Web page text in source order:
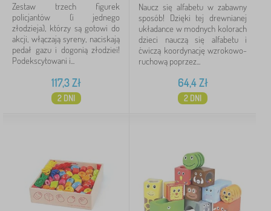
Zestaw trzech figurek
policjantów (i jednego
złodzieja), którzy są gotowi do
akcji, włączają syreny, naciskają
pedał gazu i dogonią złodziei!
Podekscytowani i...
117,3Zł
2 DNI
Naucz się alfabetu w zabawny
sposób! Dzięki tej drewnianej
układance w modnych kolorach
dzieci nauczą się alfabetu i
ćwiczą koordynację wzrokowo-
ruchową poprzez...
64,4Zł
2 DNI